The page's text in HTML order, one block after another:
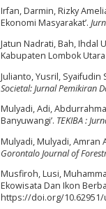
Irfan, Darmin, Rizky
Ekonomi Masyarakat’.
Jatun Nadrati, Bah, Ihdal
Kabupaten Lombok
Julianto, Yusril, Syaifudin
Societal: Jurnal Pemikiran
Mulyadi, Adi,
Banyuwangi’. TEKIBA :
Mulyadi, Mulyadi, Amran
Gorontalo Journal of
Musfiroh, Lusi,
Ekowisata Dan Ikon
https://doi.org/10.62951/